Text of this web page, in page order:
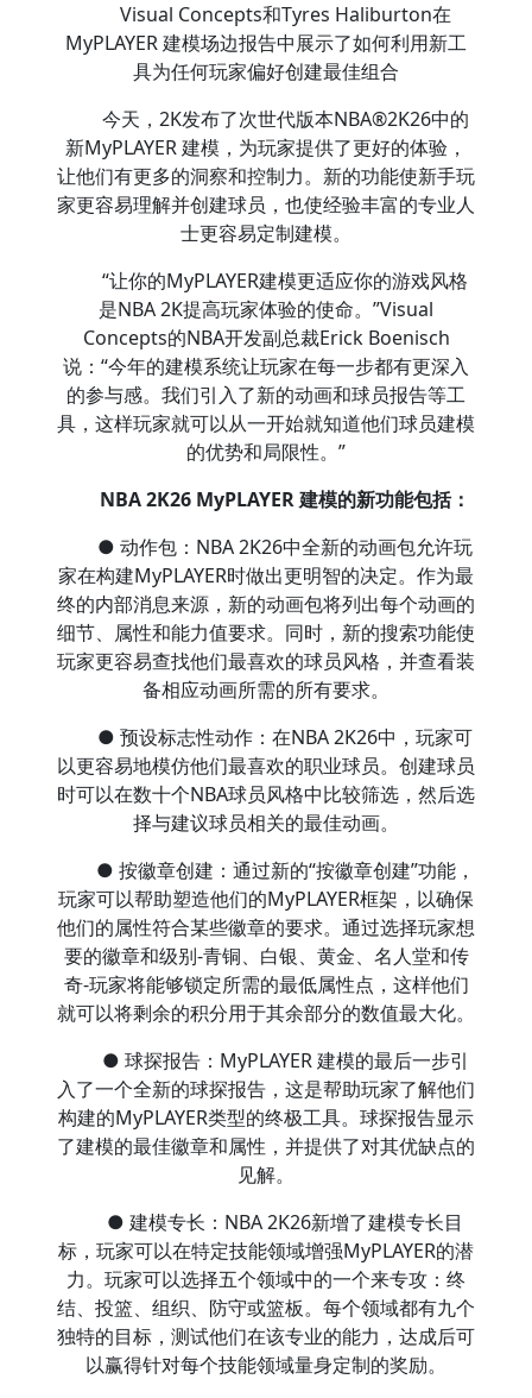
Visual Concepts和Tyres Haliburton在
MyPLAYER 建模场边报告中展示了如何利用新工
具为任何玩家偏好创建最佳组合
今天，2K发布了次世代版本NBA®2K26中的
新MyPLAYER 建模，为玩家提供了更好的体验，
让他们有更多的洞察和控制力。新的功能使新手玩
家更容易理解并创建球员，也使经验丰富的专业人
士更容易定制建模。
“让你的MyPLAYER建模更适应你的游戏风格
是NBA 2K提高玩家体验的使命。”Visual
Concepts的NBA开发副总裁Erick Boenisch
说：“今年的建模系统让玩家在每一步都有更深入
的参与感。我们引入了新的动画和球员报告等工
具，这样玩家就可以从一开始就知道他们球员建模
的优势和局限性。”
NBA 2K26 MyPLAYER 建模的新功能包括：
● 动作包：NBA 2K26中全新的动画包允许玩
家在构建MyPLAYER时做出更明智的决定。作为最
终的内部消息来源，新的动画包将列出每个动画的
细节、属性和能力值要求。同时，新的搜索功能使
玩家更容易查找他们最喜欢的球员风格，并查看装
备相应动画所需的所有要求。
● 预设标志性动作：在NBA 2K26中，玩家可
以更容易地模仿他们最喜欢的职业球员。创建球员
时可以在数十个NBA球员风格中比较筛选，然后选
择与建议球员相关的最佳动画。
● 按徽章创建：通过新的“按徽章创建”功能，
玩家可以帮助塑造他们的MyPLAYER框架，以确保
他们的属性符合某些徽章的要求。通过选择玩家想
要的徽章和级别-青铜、白银、黄金、名人堂和传
奇-玩家将能够锁定所需的最低属性点，这样他们
就可以将剩余的积分用于其余部分的数值最大化。
● 球探报告：MyPLAYER 建模的最后一步引
入了一个全新的球探报告，这是帮助玩家了解他们
构建的MyPLAYER类型的终极工具。球探报告显示
了建模的最佳徽章和属性，并提供了对其优缺点的
见解。
● 建模专长：NBA 2K26新增了建模专长目
标，玩家可以在特定技能领域增强MyPLAYER的潜
力。玩家可以选择五个领域中的一个来专攻：终
结、投篮、组织、防守或篮板。每个领域都有九个
独特的目标，测试他们在该专业的能力，达成后可
以赢得针对每个技能领域量身定制的奖励。